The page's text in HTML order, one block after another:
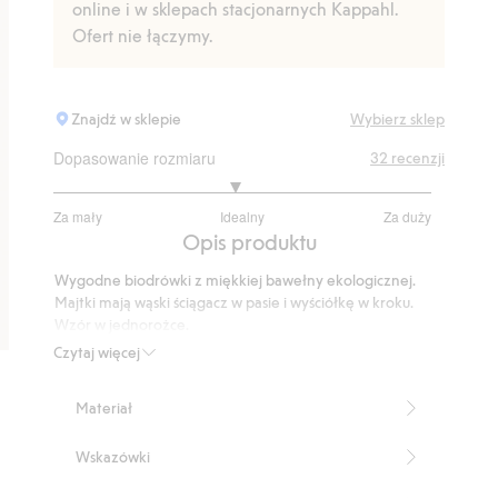
online i w sklepach stacjonarnych Kappahl.
Ofert nie łączymy.
Znajdź w sklepie Wybierz sklep
Dopasowanie rozmiaru
Za mały Idealny Za duży
na
25
głosów
32 recenzji
Opis produktu
Czytaj więcej
Wygodne biodrówki z miękkiej bawełny ekologicznej.
Majtki mają wąski ściągacz w pasie i wyściółkę w kroku.
Produkt zawiera 95% bawełny ekologicznej.
Materiał
Wskazówki